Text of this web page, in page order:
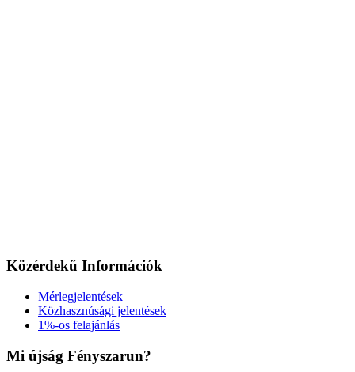
Közérdekű Információk
Mérlegjelentések
Közhasznúsági jelentések
1%-os felajánlás
Mi újság Fényszarun?